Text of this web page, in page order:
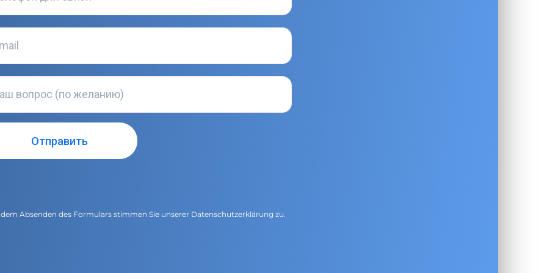
Absenden des Formulars stimmen Sie unserer Datenschutzerklärung zu.